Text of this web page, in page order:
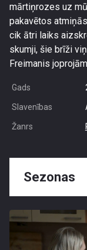
mārtiņrozes uz
pakavētos
cik ātri laiks
skumji, šie brīži
Freimanis
Gads
Slavenības
Žanrs
Sezonas